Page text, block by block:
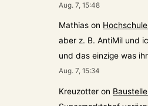
Aug. 7, 15:48
Mathias on
aber z. B. AntiMil und
und das einzige was
Aug. 7, 15:34
Kreuzotter on